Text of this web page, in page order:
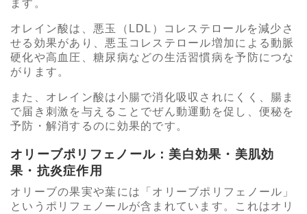
ます。
オレイン酸は、悪玉（LDL）コレステロールを減少さ
せる効果があり、悪玉コレステロール増加による動脈
硬化や高血圧、糖尿病などの生活習慣病を予防につな
がります。
また、オレイン酸は小腸で消化吸収されにくく、腸ま
で届き刺激を与えることでぜん動運動を促し、便秘を
予防・解消するのに効果的です。
オリーブポリフェノール：美白効果・美肌効
果・抗炎症作用
オリーブの果実や葉には「オリーブポリフェノール」
というポリフェノールが含まれています。これはオリ